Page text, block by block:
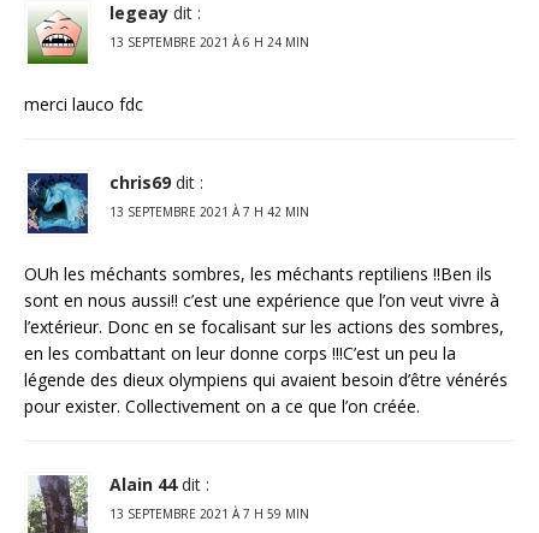
legeay dit :
13 SEPTEMBRE 2021 À 6 H 24 MIN
merci lauco fdc
chris69 dit :
13 SEPTEMBRE 2021 À 7 H 42 MIN
OUh les méchants sombres, les méchants reptiliens !!Ben ils
sont en nous aussi!! c’est une expérience que l’on veut vivre à
l’extérieur. Donc en se focalisant sur les actions des sombres,
en les combattant on leur donne corps !!!C’est un peu la
légende des dieux olympiens qui avaient besoin d’être vénérés
pour exister. Collectivement on a ce que l’on créée.
Alain 44 dit :
13 SEPTEMBRE 2021 À 7 H 59 MIN